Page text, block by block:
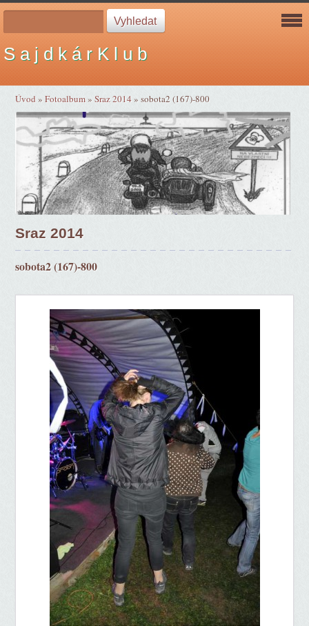
S a j d k á r K l u b
Úvod »Fotoalbum»Sraz 2014»sobota2 (167)-800
Sraz 2014
sobota2 (167)-800